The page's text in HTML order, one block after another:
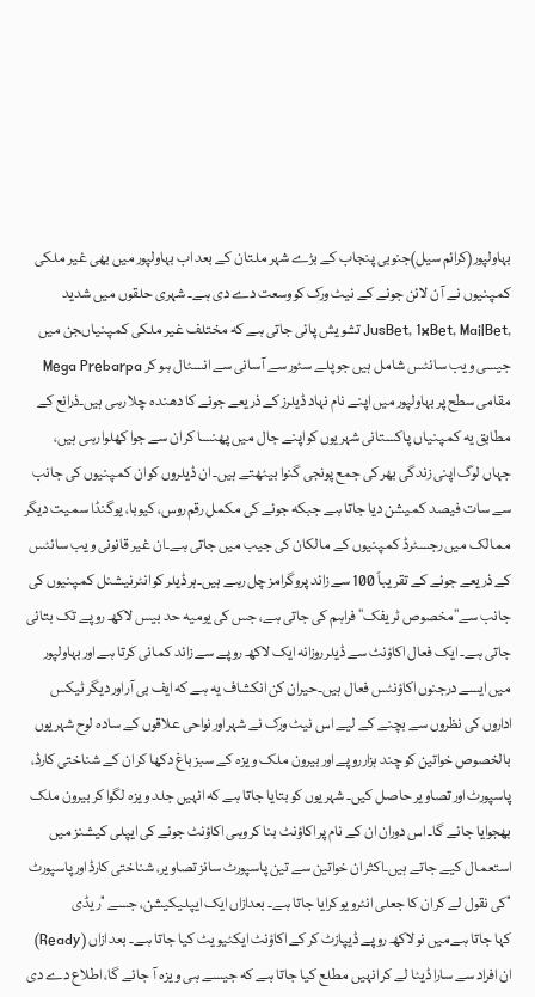
بہاولپور (کرائم سیل)جنوبی پنجاب کے بڑے شہر ملتان کے بعد اب بہاولپور میں بھی غیر ملکی
کمپنیوں نے آن لائن جوئے کے نیٹ ورک کو وسعت دے دی ہے۔ شہری حلقوں میں شدید
تشویش پائی جاتی ہے کہ مختلف غیر ملکی کمپنیاںجن میں JusBet, 1xBet, MailBet,
Mega Prebarpa جیسی ویب سائٹس شامل ہیں جو پلے سٹور سے آسانی سے انسٹال ہو کر
مقامی سطح پر بہاولپور میں اپنے نام نہاد ڈیلرز کے ذریعے جوئے کا دھندہ چلا رہی ہیں۔ذرائع کے
مطابق یہ کمپنیاں پاکستانی شہریوں کو اپنے جال میں پھنسا کر ان سے جوا کھلوا رہی ہیں،
جہاں لوگ اپنی زندگی بھر کی جمع پونجی گنوا بیٹھتے ہیں۔ ان ڈیلروں کو ان کمپنیوں کی جانب
سے سات فیصد کمیشن دیا جاتا ہے جبکہ جوئے کی مکمل رقم روس، کیوبا، یوگنڈا سمیت دیگر
ممالک میں رجسٹرڈ کمپنیوں کے مالکان کی جیب میں جاتی ہے۔ان غیر قانونی ویب سائٹس
کے ذریعے جوئے کے تقریباً 100 سے زائد پروگرامز چل رہے ہیں۔ہر ڈیلر کو انٹرنیشنل کمپنیوں کی
جانب سے’’مخصوص ٹریفک‘‘ فراہم کی جاتی ہے، جس کی یومیہ حد بیس لاکھ روپے تک بتائی
جاتی ہے۔ ایک فعال اکاؤنٹ سے ڈیلر روزانہ ایک لاکھ روپے سے زائد کمائی کرتا ہے اور بہاولپور
میں ایسے درجنوں اکاؤنٹس فعال ہیں۔حیران کن انکشاف یہ ہے کہ ایف بی آر اور دیگر ٹیکس
اداروں کی نظروں سے بچنے کے لیے اس نیٹ ورک نے شہر اور نواحی علاقوں کے سادہ لوح شہریوں
بالخصوص خواتین کو چند ہزار روپے اور بیرون ملک ویزہ کے سبز باغ دکھا کر ان کے شناختی کارڈ،
پاسپورٹ اور تصاویر حاصل کیں۔ شہریوں کو بتایا جاتا ہے کہ انہیں جلد ویزہ لگوا کر بیرون ملک
بھجوایا جائے گا۔ اس دوران ان کے نام پر اکاؤنٹ بنا کر وہی اکاؤنٹ جوئے کی ایپلی کیشنز میں
استعمال کیے جاتے ہیں۔اکثر ان خواتین سے تین پاسپورٹ سائز تصاویر، شناختی کارڈ اور پاسپورٹ
کی نقول لے کر ان کا جعلی انٹرویو کرایا جاتا ہے۔ بعدازاں ایک ایپلیکیشن، جسے “ریڈی”
(Ready) کہا جاتا ہےمیں نو لاکھ روپے ڈیپازٹ کر کے اکاؤنٹ ایکٹیویٹ کیا جاتا ہے۔ بعد ازاں
ان افراد سے سارا ڈیٹا لے کر انہیں مطلع کیا جاتا ہے کہ جیسے ہی ویزہ آ جائے گا، اطلاع دے دی